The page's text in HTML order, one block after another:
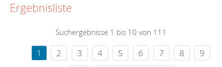
Ergebnisliste
Suchergebnisse 1 bis 10 von 111
1 2 3 4 5 6 7 8
9